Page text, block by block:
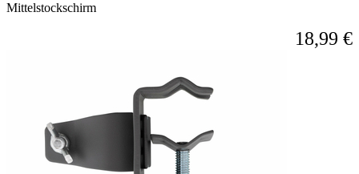
Mittelstockschirm
18,99 €